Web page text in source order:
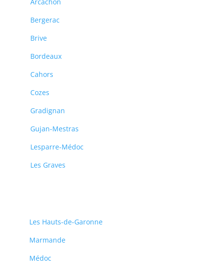
Arcachon
Bergerac
Brive
Bordeaux
Cahors
Cozes
Gradignan
Gujan-Mestras
Lesparre-Médoc
Les Graves
Les Hauts-de-Garonne
Marmande
Médoc